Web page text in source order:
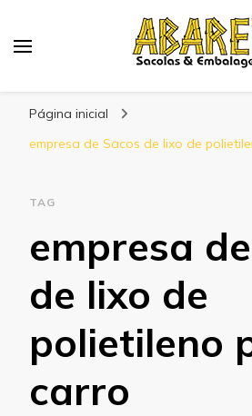
Página inicial
empresa de Sacos de lixo de
TAG
empresa
de lixo de
polietileno
carro